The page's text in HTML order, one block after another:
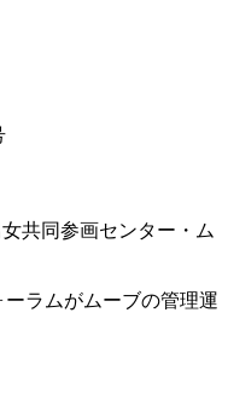
共同参画センター・ム
ーラムがムーブの管理運